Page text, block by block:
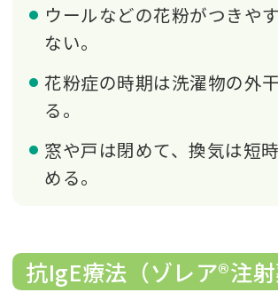
ウールなどの花粉がつきや
ない。
花粉症の時期は洗濯物の外
る。
窓や戸は閉めて、換気は短
める。
抗IgE療法（ゾレア®注射